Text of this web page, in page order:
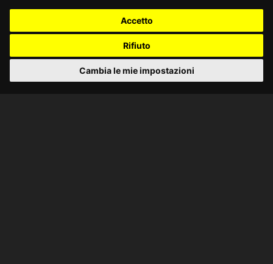
Accetto
Rifiuto
Cambia le mie impostazioni